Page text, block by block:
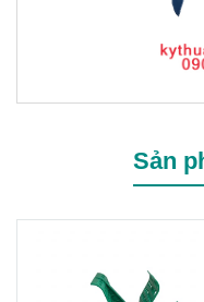
Sản